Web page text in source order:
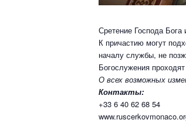
Сретение Господа
К причастию могут
началу службы, не
Богослужения
О всех возможных
Контакты:
+33 6 40 62 68 54